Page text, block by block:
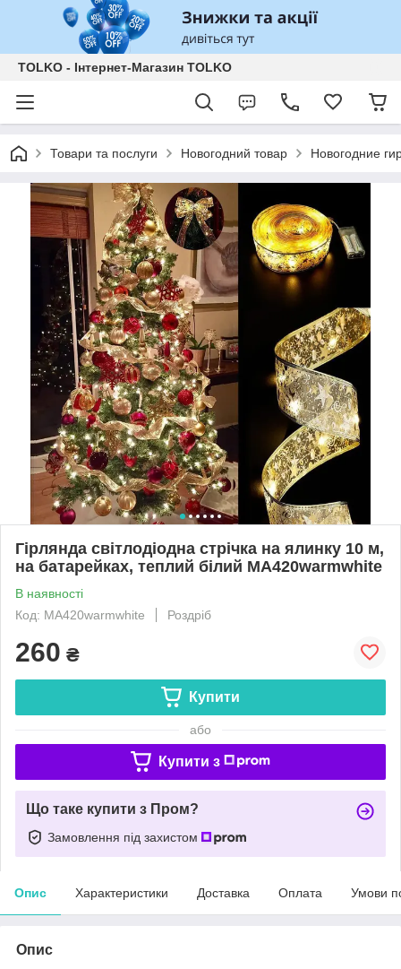
TOLKO - Інтернет-Магазин TOLKO
Товари та послуги Новогодний товар Новогодние
Гірлянда світлодіодна стрічка на ялинку 10 м,
на батарейках, теплий білий MA420warmwhite
В наявності
Код: MA420warmwhite
Роздріб
260 ₴
Купити
або
Купити з
Що таке купити з Пром?
Замовлення під захистом
Опис Характеристики Доставка Оплата Умови
Опис